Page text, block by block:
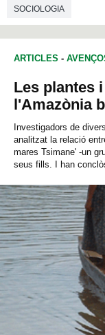
SOCIOLOGIA
ARTICLES -
Les plantes
l'Amazònia
Investigadors de
analitzat la relació
mares Tsimane' -un
seus fills. I han